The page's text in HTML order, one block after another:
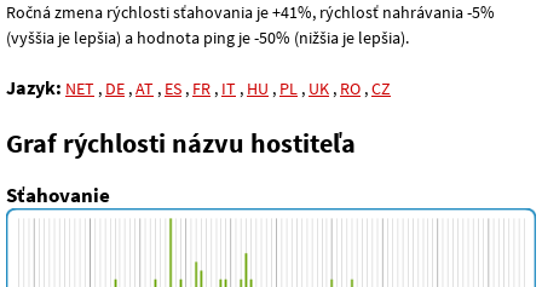
Ročná zmena rýchlosti sťahovania je +41%, rýchlosť nahrávania -5%
(vyššia je lepšia) a hodnota ping je -50% (nižšia je lepšia).
Jazyk: NET , DE ,AT , ES , FR , IT , HU , PL , UK , RO ,CZ
Graf rýchlosti názvu hostiteľa
Sťahovanie